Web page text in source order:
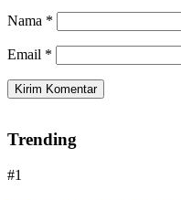
Nama *
Email *
Trending
#1